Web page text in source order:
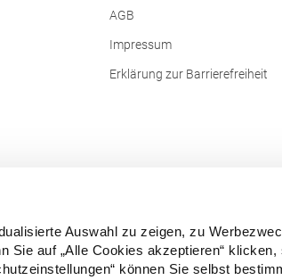
Auswahl zu zeigen, zu
Sie auf „Alle Cookies akzeptieren“
können Sie selbst
AGB
Impressum
Erklärung zur Barrierefreiheit